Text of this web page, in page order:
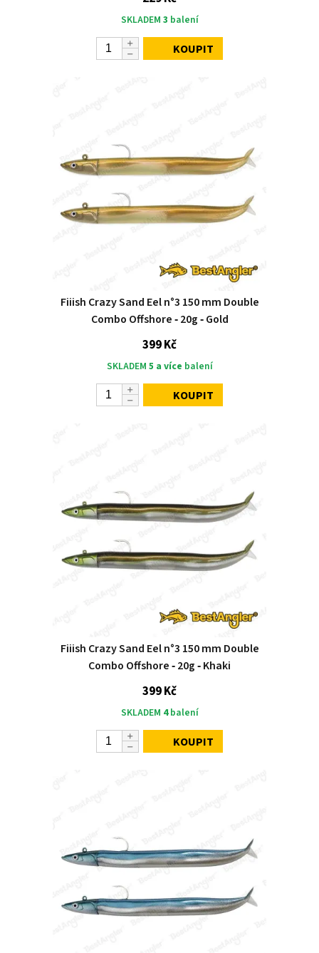
SKLADEM 3 balení
KOUPIT
Fiiish Crazy Sand Eel n°3 150 mm Double
Combo Offshore ‑ 20g ‑ Gold
399 Kč
SKLADEM 5 a více balení
KOUPIT
Fiiish Crazy Sand Eel n°3 150 mm Double
Combo Offshore ‑ 20g ‑ Khaki
399 Kč
SKLADEM 4balení
KOUPIT